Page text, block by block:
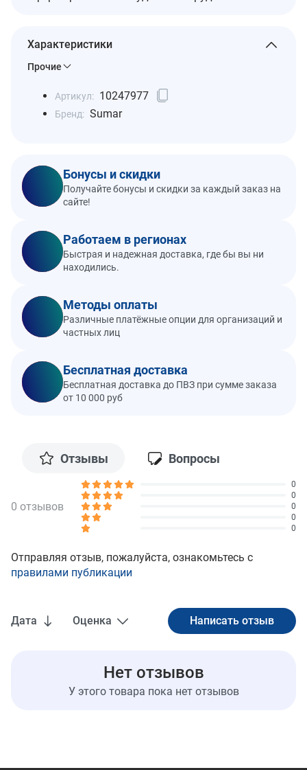
Характеристики
Прочие
Артикул: 10247977
Бренд: Sumar
Бонусы и скидки
Получайте бонусы и скидки за каждый заказ на
сайте!
Работаем в регионах
Быстрая и надежная доставка, где бы вы ни
находились.
Методы оплаты
Различные платёжные опции для организаций и
частных лиц
Бесплатная доставка
Бесплатная доставка до ПВЗ при сумме заказа
от 10 000 руб
Отзывы Вопросы
Дата Оценка
Нет отзывов
У этого товара пока нет отзывов
0 отзывов
0
0
0
0
0
Отправляя отзыв, пожалуйста, ознакомьтесь с
правилами публикации